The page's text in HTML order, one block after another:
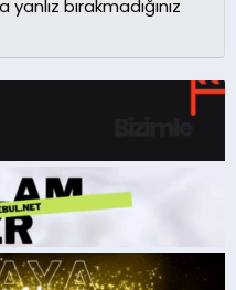
bırakmadığınız